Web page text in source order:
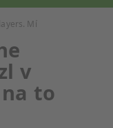
Mí
v
to